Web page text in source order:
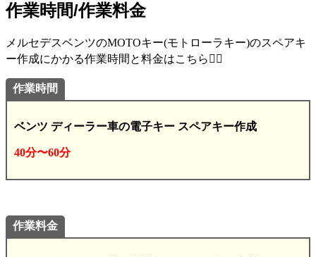
作業時間/作業料金
メルセデスベンツのMOTOキー(モトローラキー)のスペアキ
ー作成にかかる作業時間と料金はこちら💁‍♂️
作業時間
ベンツ ディーラー車の電子キー スペアキー作成
40分〜60分
作業料金